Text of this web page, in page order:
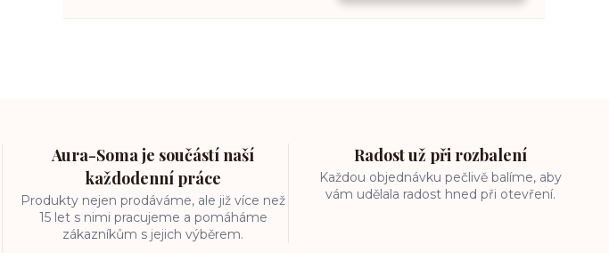
Aura-Soma je součástí naší
každodenní práce
Produkty nejen prodáváme, ale již více než
15 let s nimi pracujeme a pomáháme
zákazníkům s jejich výběrem.
Radost už při rozbalení
Každou objednávku pečlivě balíme, aby
vám udělala radost hned při otevření.